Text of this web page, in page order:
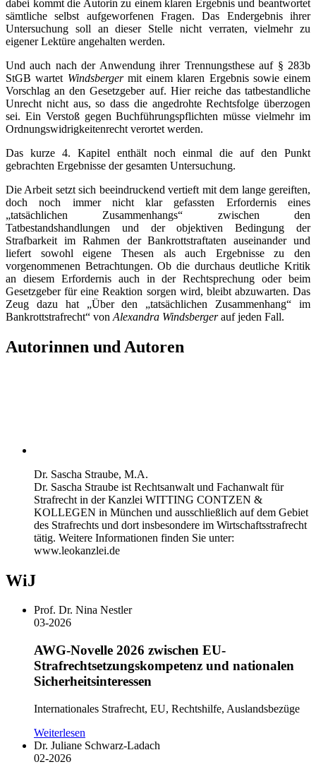
dabei kommt die Autorin zu einem klaren Ergebnis und beantwortet
sämtliche selbst aufgeworfenen Fragen. Das Endergebnis ihrer
Untersuchung soll an dieser Stelle nicht verraten, vielmehr zu
eigener Lektüre angehalten werden.
Und auch nach der Anwendung ihrer Trennungsthese auf § 283b
StGB wartet Windsbergermit einem klaren Ergebnis sowie einem
Vorschlag an den Gesetzgeber auf. Hier reiche das tatbestandliche
Unrecht nicht aus, so dass die angedrohte Rechtsfolge überzogen
sei. Ein Verstoß gegen Buchführungspflichten müsse vielmehr im
Ordnungswidrigkeitenrecht verortet werden.
Das kurze 4. Kapitel enthält noch einmal die auf den Punkt
gebrachten Ergebnisse der gesamten Untersuchung.
Die Arbeit setzt sich beeindruckend vertieft mit dem lange gereiften,
doch noch immer nicht klar gefassten Erfordernis eines
„tatsächlichen Zusammenhangs“ zwischen den
Tatbestandshandlungen und der objektiven Bedingung der
Strafbarkeit im Rahmen der Bankrottstraftaten auseinander und
liefert sowohl eigene Thesen als auch Ergebnisse zu den
vorgenommenen Betrachtungen. Ob die durchaus deutliche Kritik
an diesem Erfordernis auch in der Rechtsprechung oder beim
Gesetzgeber für eine Reaktion sorgen wird, bleibt abzuwarten. Das
Zeug dazu hat „Über den „tatsächlichen Zusammenhang“ im
Bankrottstrafrecht“ von Alexandra Windsbergerauf jeden Fall.
Autorinnen und Autoren
Dr. Sascha Straube, M.A.
Dr. Sascha Straube ist Rechtsanwalt und Fachanwalt für
Strafrecht in der Kanzlei WITTING CONTZEN &
KOLLEGEN in München und ausschließlich auf dem Gebiet
des Strafrechts und dort insbesondere im Wirtschaftsstrafrecht
tätig. Weitere Informationen finden Sie unter:
www.leokanzlei.de
WiJ
Prof. Dr. Nina Nestler
03-2026
AWG-Novelle 2026 zwischen EU-
Strafrechtsetzungskompetenz und nationalen
Sicherheitsinteressen
Internationales Strafrecht, EU, Rechtshilfe, Auslandsbezüge
Weiterlesen
Dr. Juliane Schwarz-Ladach
02-2026